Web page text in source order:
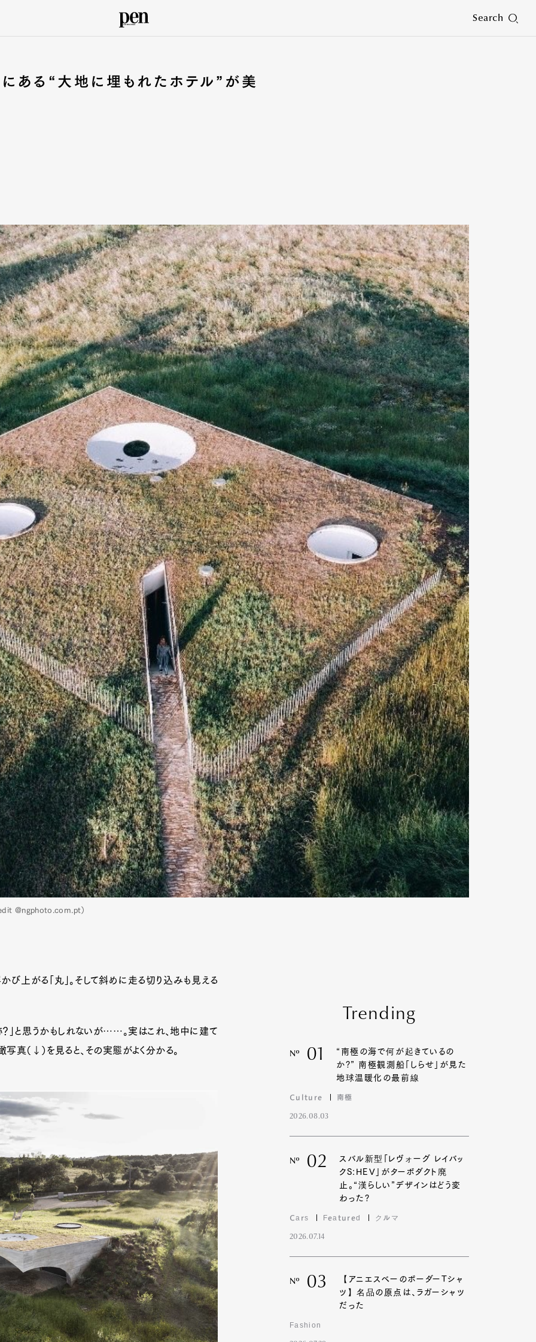
Search
Art&Design Watch
Fashion
Cars Product
Culture
Lifestyle
ある“大地に埋もれたホテル”が美
@ngphoto.com.pt）
び上がる「丸」。そして斜めに走る切り込みも見える
」と思うかもしれないが……。実はこれ、地中に建て
真（↓）を見ると、その実態がよく分かる。
Trending
Nº 01
“南極の海で何が起きているの
か?” 南極観測船「しらせ」が見た
地球温暖化の最前線
Culture 南極
2026.08.03
Nº 02
スバル新型「レヴォーグ レイバッ
クS:HEV」がターボダクト廃
止。“漢らしい”デザインはどう変
わった?
Cars Featured クルマ
2026.07.14
Nº 03
【アニエスベーのボーダーTシャ
ツ】名品の原点は、ラガーシャツ
だった
Fashion